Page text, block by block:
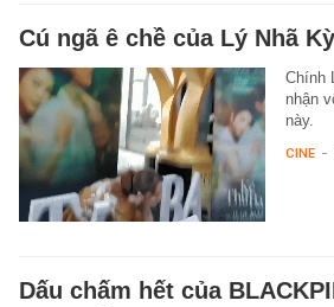
Cú ngã ê chề của Lý Nhã Kỳ
Chính
nhận
này.
CINE -
Dấu chấm hết của